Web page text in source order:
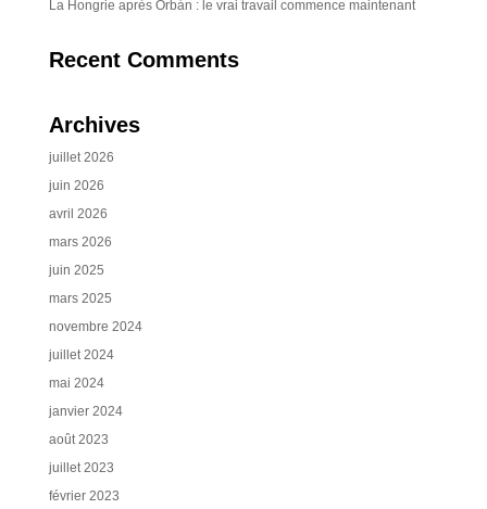
La Hongrie après Orbán : le vrai travail commence maintenant
Recent Comments
Archives
juillet 2026
juin 2026
avril 2026
mars 2026
juin 2025
mars 2025
novembre 2024
juillet 2024
mai 2024
janvier 2024
août 2023
juillet 2023
février 2023